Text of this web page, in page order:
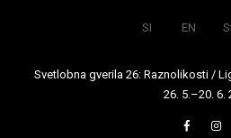
SI EN
Svetlobna gverila 26: Raznolikosti /
26. 5.–20. 6.